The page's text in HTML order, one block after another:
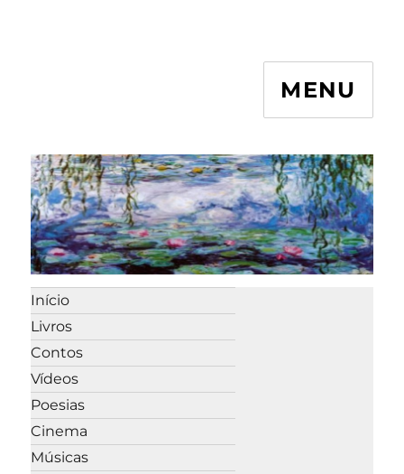
MENU
Início
Livros
Contos
Vídeos
Poesias
Cinema
Músicas